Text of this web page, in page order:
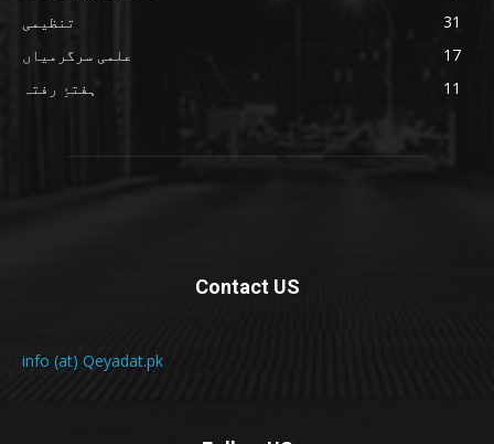
تنظیمی
31
علمی سرگرمیاں
17
ہفتۂِ رفتہ
11
Contact US
info (at) Qeyadat.pk